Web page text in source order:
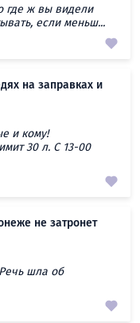
где ж вы видели
если меньш...
на заправках и
и кому!
30 л. С 13-00
не затронет
шла об